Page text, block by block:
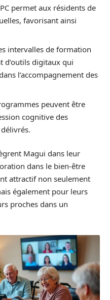
permet aux résidents de
favorisant ainsi
intervalles de formation
d’outils digitaux qui
l’accompagnement des
peuvent être
cognitive des
Magui dans leur
dans le bien-être
attractif non seulement
également pour leurs
proches dans un